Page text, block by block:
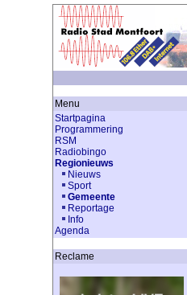
Menu
Startpagina
Programmering
RSM
Radiobingo
Regionieuws
Nieuws
Sport
Gemeente
Reportage
Info
Agenda
Reclame